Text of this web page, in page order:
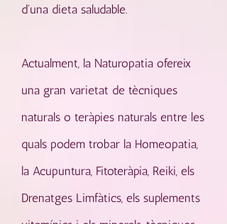
d'una dieta saludable.
Actualment, la Naturopatia ofereix
una gran varietat de tècniques
naturals o teràpies naturals entre les
quals podem trobar la Homeopatia,
la Acupuntura, Fitoteràpia, Reiki, els
Drenatges Limfàtics, els suplements